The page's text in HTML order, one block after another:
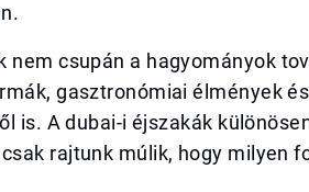
nem csupán a hagyományok
gasztronómiai élmények
is. A dubai-i éjszakák
rajtunk múlik, hogy milyen